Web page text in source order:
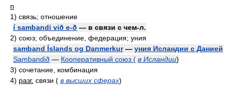
n
1) связь; отношение
í sambandi við e-ð — в связи с чем-л.
2) союз; объединение, федерация; уния
samband Íslands og Danmerkur— уния Исландии с Данией
Sambandið — Кооперативный союз ( в Исландии)
3) сочетание, комбинация
4) разг. связи ( в высших сферах)